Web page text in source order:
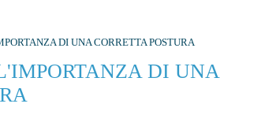
DI UNA CORRETTA POSTURA
DI UNA